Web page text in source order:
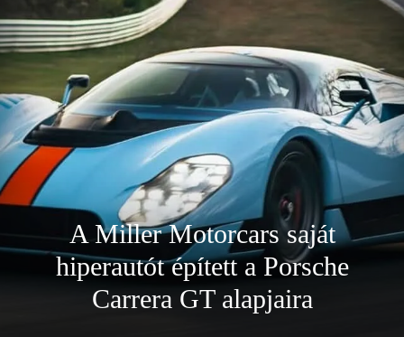
A Miller Motorcars saját
hiperautót épített a Porsche
Carrera GT alapjaira